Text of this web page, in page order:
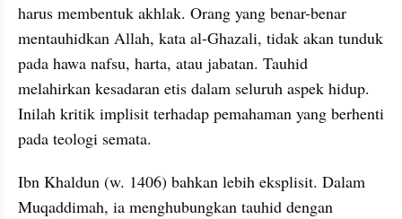
harus membentuk akhlak. Orang yang benar-benar
mentauhidkan Allah, kata al-Ghazali, tidak akan tunduk
pada hawa nafsu, harta, atau jabatan. Tauhid
melahirkan kesadaran etis dalam seluruh aspek hidup.
Inilah kritik implisit terhadap pemahaman yang berhenti
pada teologi semata.
Ibn Khaldun (w. 1406) bahkan lebih eksplisit. Dalam
Muqaddimah, ia menghubungkan tauhid dengan